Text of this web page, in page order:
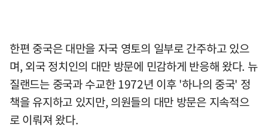
한편 중국은 대만을 자국 영토의 일부로 간주하고 있으
며, 외국 정치인의 대만 방문에 민감하게 반응해 왔다. 뉴
질랜드는 중국과 수교한 1972년 이후 '하나의 중국' 정
책을 유지하고 있지만, 의원들의 대만 방문은 지속적으
로 이뤄져 왔다.